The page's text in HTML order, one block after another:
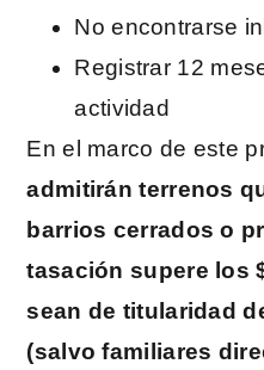
No encontrarse
Registrar 12
actividad
En el marco de este
admitirán terrenos
barrios cerrados o
tasación supere los
sean de titularidad
(salvo familiares